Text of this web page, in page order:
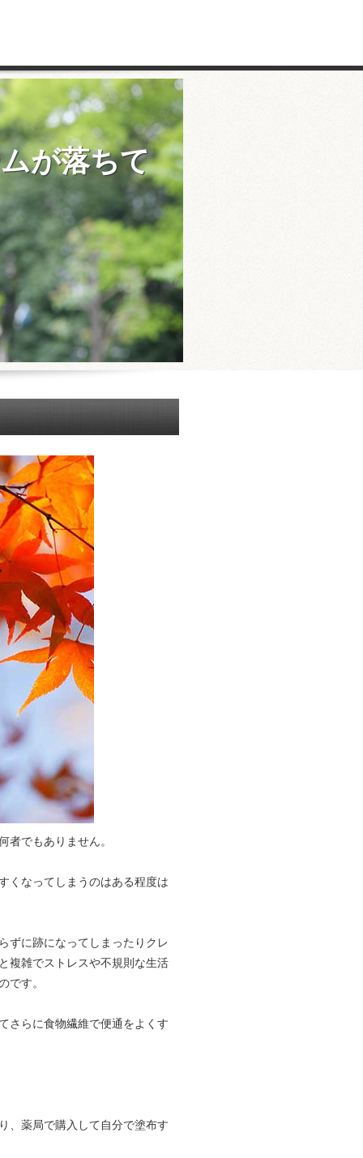
が落ちて
者でもありません。
くなってしまうのはある程度は
ずに跡になってしまったりクレ
複雑でストレスや不規則な生活
です。
さらに食物繊維で便通をよくす
、薬局で購入して自分で塗布す